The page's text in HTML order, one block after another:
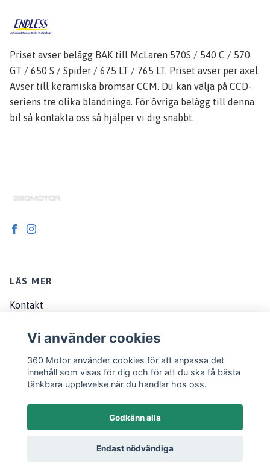
Priset avser belägg BAK till McLaren 570S / 540 C / 570
GT / 650 S / Spider / 675 LT / 765 LT. Priset avser per axel.
Avser till keramiska bromsar CCM. Du kan välja på CCD-
seriens tre olika blandninga. För övriga belägg till denna
bil så kontakta oss så hjälper vi dig snabbt.
LÄS MER
Kontakt
Köpvillkor
EU customers
© 2026 360 Motor Powered by Quickbutik
Vi använder cookies
360 Motor använder cookies för att anpassa det
innehåll som visas för dig och för att du ska få bästa
tänkbara upplevelse när du handlar hos oss.
Godkänn alla
Endast nödvändiga